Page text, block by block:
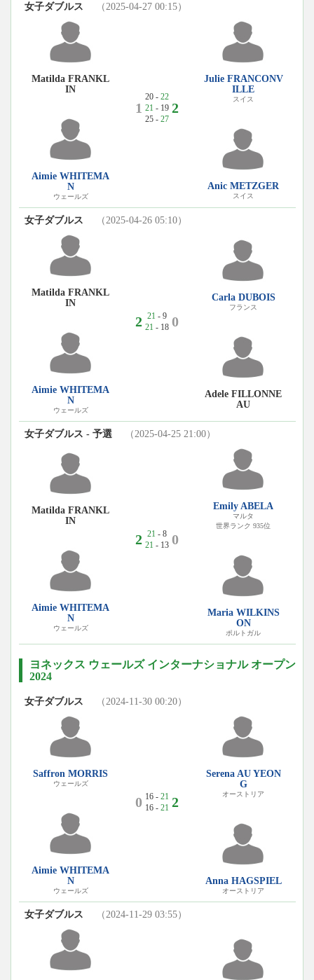
女子ダブルス （2025-04-27 00:15）
Matilda FRANKL
IN
Aimie WHITEMA
N
ウェールズ
1
20 - 22
21 - 19
25 - 27
2
Julie FRANCONV
ILLE
スイス
Anic METZGER
スイス
女子ダブルス （2025-04-26 05:10）
Matilda FRANKL
IN
Aimie WHITEMA
N
ウェールズ
2 21 - 9
21 - 18 0
Carla DUBOIS
フランス
Adele FILLONNE
AU
女子ダブルス - 予選 （2025-04-25 21:00）
Matilda FRANKL
IN
Aimie WHITEMA
N
ウェールズ
2 21 - 8
21 - 13 0
Emily ABELA
マルタ
世界ランク 935位
Maria WILKINS
ON
ポルトガル
ヨネックス ウェールズ インターナショナル オープン
2024
女子ダブルス （2024-11-30 00:20）
Saffron MORRIS
ウェールズ
Aimie WHITEMA
N
ウェールズ
0 16 - 21
16 - 21 2
Serena AU YEON
G
オーストリア
Anna HAGSPIEL
オーストリア
女子ダブルス （2024-11-29 03:55）